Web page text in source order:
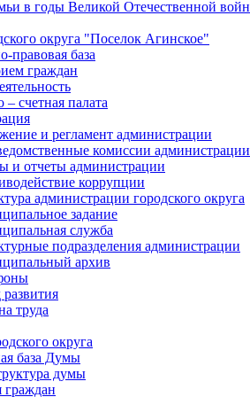
в годы Великой Отечественной
округа "Поселок Агинское"
правовая база
граждан
– счетная палата
и регламент администрации
комиссии администрации
и отчеты администрации
коррупции
администрации городского округа
задание
служба
подразделения администрации
архив
труда
округа
база Думы
думы